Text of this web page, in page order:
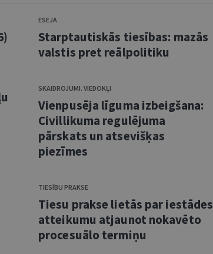
ESEJA
Starptautiskās tiesības: mazās
valstis pret reālpolitiku
SKAIDROJUMI. VIEDOKĻI
Vienpusēja līguma izbeigšana:
Civillikuma regulējuma
pārskats un atsevišķas
piezīmes
TIESĪBU PRAKSE
Tiesu prakse lietās par iestādes
atteikumu atjaunot nokavēto
procesuālo termiņu